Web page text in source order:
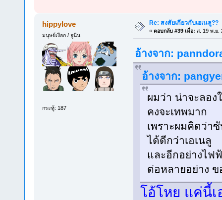
hippylove
มนุษย์เงือก / จูนิน
กระทู้: 187
Re: สงสัยเกี่ยวกับเอเนลู??
« ตอบกลับ #39 เมื่อ: ส. 19 พ.ย.
อ้างจาก:
อ้างจาก:
ผมว่า น่าจะลอง
คงจะเทพมาก
เพราะผมคิดว่า
ได้ดีกว่าเอเนลู
และอีกอย่างไฟ
ต่อหลายอย่าง
โอ้โหย แค่นี้